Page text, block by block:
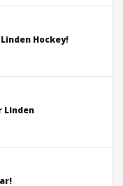
Hockey!
Linden